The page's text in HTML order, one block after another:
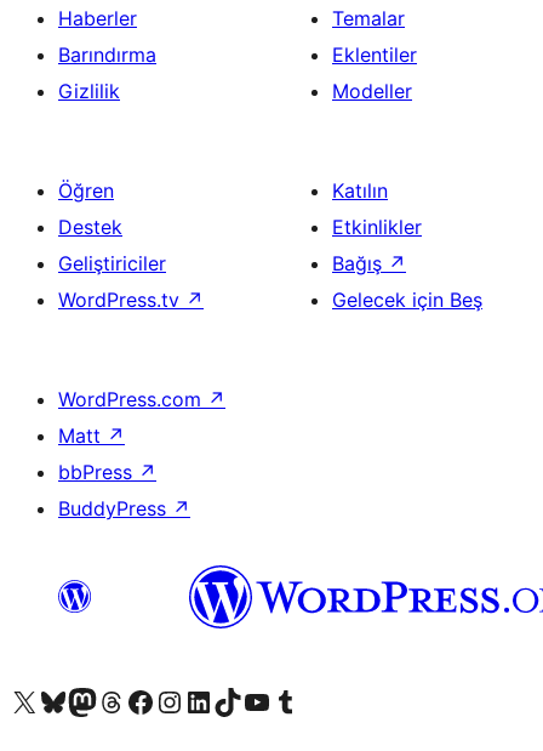
Haberler
Barındırma
Gizlilik
Temalar
Eklentiler
Modeller
Öğren
Destek
Geliştiriciler
WordPress.tv ↗
Katılın
Etkinlikler
Bağış ↗
Gelecek için Beş
WordPress.com ↗
Matt ↗
bbPress ↗
BuddyPress ↗
X (eski Twitter) hesabımıza bakın
Bluesky hesabımızı ziyaret edinMastodon hesabımızı ziyaret edinThreads hesabımızı ziyaret edinFacebook sayfamızı ziyaret edinInstagram hesabımızı ziyaret edinLinkedIn hesabımızı ziyaret edinTikTok hesabımızı ziyaret edinYouTube kanalımızı ziyaret edinTumblr hesabımızı ziyaret edin